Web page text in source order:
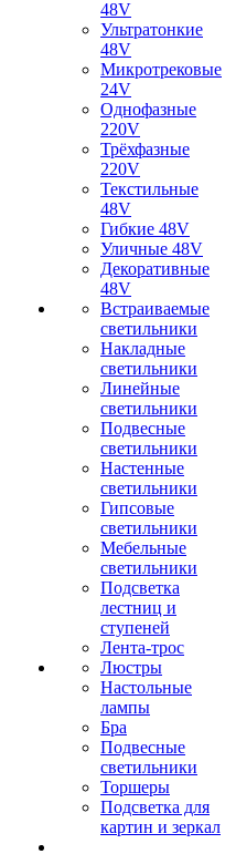
48V
Ультратонкие
48V
Микротрековые
24V
Однофазные
220V
Трёхфазные
220V
Текстильные
48V
Гибкие 48V
Уличные 48V
Декоративные
48V
Встраиваемые
светильники
Накладные
светильники
Линейные
светильники
Подвесные
светильники
Настенные
светильники
Гипсовые
светильники
Мебельные
светильники
Подсветка
лестниц и
ступеней
Лента-трос
Люстры
Настольные
лампы
Бра
Подвесные
светильники
Торшеры
Подсветка для
картин и зеркал